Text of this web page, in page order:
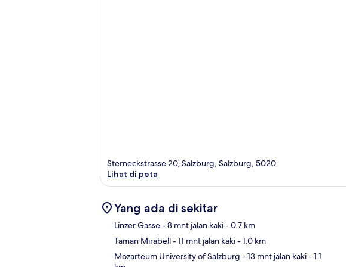
Sterneckstrasse 20, Salzburg, Salzburg, 5020
Lihat di peta
Yang ada di sekitar
Linzer Gasse- 8 mnt jalan kaki- 0.7 km
Taman Mirabell- 11 mnt jalan kaki- 1.0 km
Mozarteum University of Salzburg - 13 mnt jalan kaki- 1.1